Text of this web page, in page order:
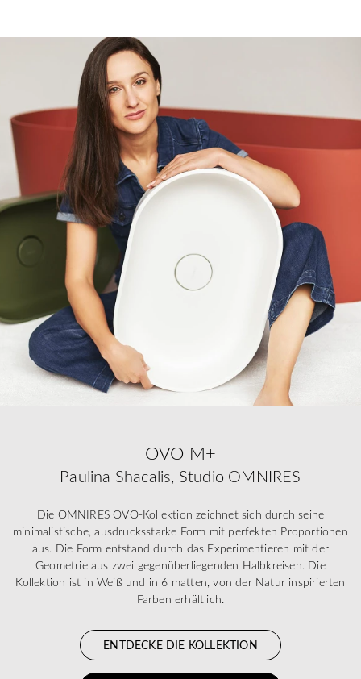
OVO M+
Paulina Shacalis, Studio OMNIRES
Die OMNIRES OVO-Kollektion zeichnet sich durch seine
minimalistische, ausdrucksstarke Form mit perfekten Proportionen
aus. Die Form entstand durch das Experimentieren mit der
Geometrie aus zwei gegenüberliegenden Halbkreisen. Die
Kollektion ist in Weiß und in 6 matten, von der Natur inspirierten
Farben erhältlich.
ENTDECKE DIE KOLLEKTION